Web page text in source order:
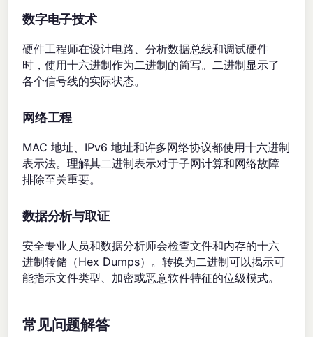
数字电子技术
硬件工程师在设计电路、分析数据总线和调试硬件
时，使用十六进制作为二进制的简写。二进制显示了
各个信号线的实际状态。
网络工程
MAC 地址、IPv6 地址和许多网络协议都使用十六进制
表示法。理解其二进制表示对于子网计算和网络故障
排除至关重要。
数据分析与取证
安全专业人员和数据分析师会检查文件和内存的十六
进制转储（Hex Dumps）。转换为二进制可以揭示可
能指示文件类型、加密或恶意软件特征的位级模式。
常见问题解答